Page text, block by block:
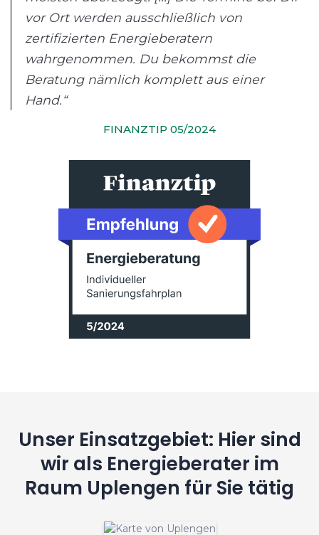
vor Ort werden ausschließlich von
zertifizierten Energieberatern
wahrgenommen. Du bekommst die
Beratung nämlich komplett aus einer
Hand.“
FINANZTIP 05/2024
Unser Einsatzgebiet: Hier sind
wir als Energieberater im
Raum Uplengen für Sie tätig